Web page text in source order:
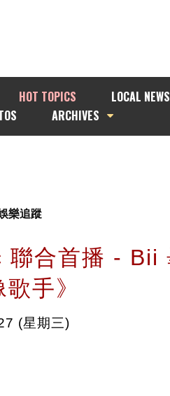
HOT TOPICS
LOCAL NEWS
ARCHIVES
樂追蹤
聯合首播 - Bii
歌手》
(星期三)